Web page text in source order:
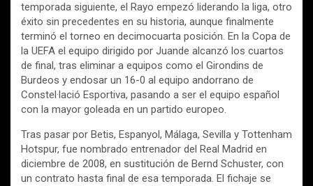
temporada siguiente, el Rayo empezó liderando la liga, otro
éxito sin precedentes en su historia, aunque finalmente
terminó el torneo en decimocuarta posición. En la Copa de
la UEFA el equipo dirigido por Juande alcanzó los cuartos
de final, tras eliminar a equipos como el Girondins de
Burdeos y endosar un 16-0 al equipo andorrano de
Constel·lació Esportiva, pasando a ser el equipo español
con la mayor goleada en un partido europeo.
Tras pasar por Betis, Espanyol, Málaga, Sevilla y Tottenham
Hotspur, fue nombrado entrenador del Real Madrid en
diciembre de 2008, en sustitución de Bernd Schuster, con
un contrato hasta final de esa temporada. El fichaje se